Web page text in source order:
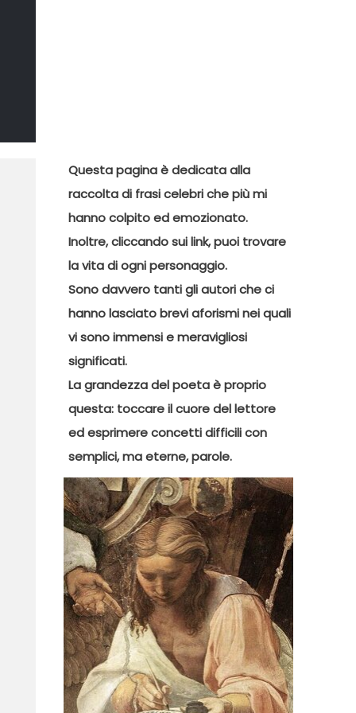
Questa pagina è dedicata alla
raccolta di frasi celebri che più mi
hanno colpito ed emozionato.
Inoltre, cliccando sui link, puoi trovare
la vita di ogni personaggio.
Sono davvero tanti gli autori che ci
hanno lasciato brevi aforismi nei quali
vi sono immensi e meravigliosi
significati.
La grandezza del poeta è proprio
questa: toccare il cuore del lettore
ed esprimere concetti difficili con
semplici, ma eterne, parole.